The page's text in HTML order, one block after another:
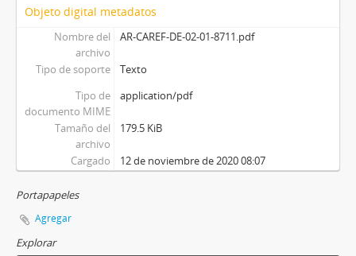
Objeto digital metadatos
Nombre del
archivo
AR-CAREF-DE-02-01-8711.pdf
Tipo de soporte
Texto
Tipo de
documento MIME
application/pdf
Tamaño del
archivo
179.5 KiB
Cargado 12 de noviembre de 2020 08:07
Portapapeles
Agregar
Explorar